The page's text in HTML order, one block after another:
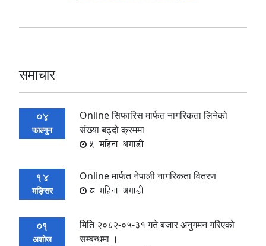
समाचार
04
फाल्गुन
Online सिफारिस मार्फत नागरिकता लिनेको
संख्या बढ्दो क्रममा
5 महिना अगाडी
14
मङ्सिर
Online मार्फत नेपाली नागरिकता वितरण
8 महिना अगाडी
01
अशोज
मिति २०८२-०५-३१ गते बजार अनुगमन गरिएको
सम्बन्धमा ।